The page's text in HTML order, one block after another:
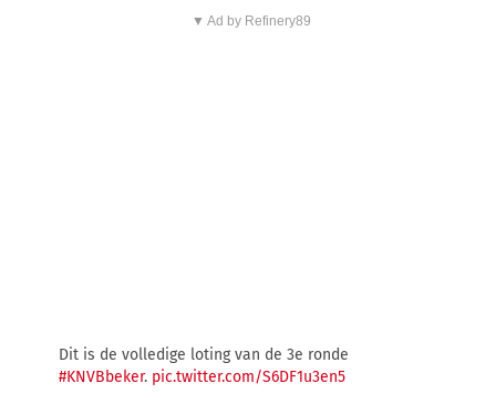
▼ Ad by Refinery89
Dit is de volledige loting van de 3e ronde
#KNVBbeker. pic.twitter.com/S6DF1u3en5